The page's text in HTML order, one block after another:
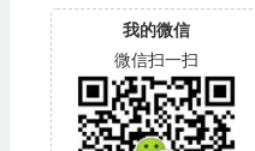
我的微信
微信扫一扫